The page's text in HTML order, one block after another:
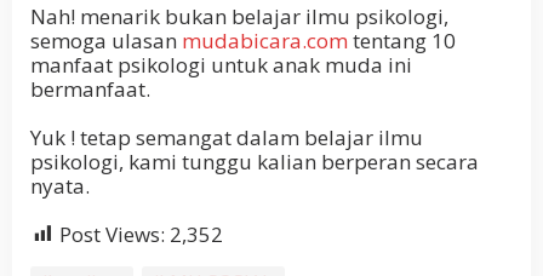
Nah! menarik bukan belajar ilmu psikologi,
semoga ulasan mudabicara.com tentang 10
manfaat psikologi untuk anak muda ini
bermanfaat.
Yuk ! tetap semangat dalam belajar ilmu
psikologi, kami tunggu kalian berperan secara
nyata.
Post Views: 2,352